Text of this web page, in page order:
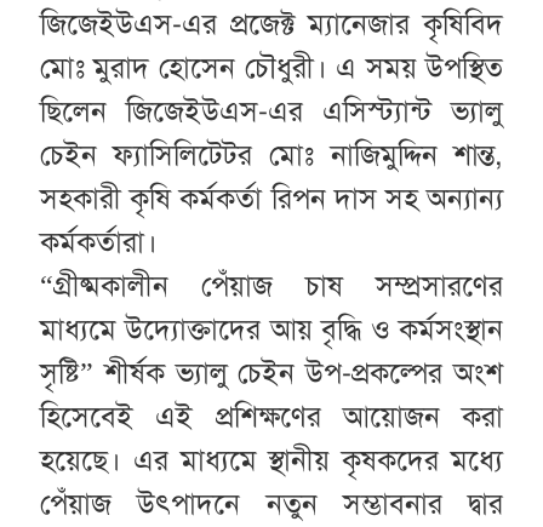
জিজেইউএস-এর প্রজেক্ট ম্যানেজার কৃষিবিদ
মোঃ মুরাদ হোসেন চৌধুরী। এ সময় উপস্থিত
ছিলেন জিজেইউএস-এর এসিস্ট্যান্ট ভ্যালু
চেইন ফ্যাসিলিটেটর মোঃ নাজিমুদ্দিন শান্ত,
সহকারী কৃষি কর্মকর্তা রিপন দাস সহ অন্যান্য
কর্মকর্তারা।
“গ্রীষ্মকালীন পেঁয়াজ চাষ সম্প্রসারণের
মাধ্যমে উদ্যোক্তাদের আয় বৃদ্ধি ও কর্মসংস্থান
সৃষ্টি” শীর্ষক ভ্যালু চেইন উপ-প্রকল্পের অংশ
হিসেবেই এই প্রশিক্ষণের আয়োজন করা
হয়েছে। এর মাধ্যমে স্থানীয় কৃষকদের মধ্যে
পেঁয়াজ উৎপাদনে নতুন সম্ভাবনার দ্বার